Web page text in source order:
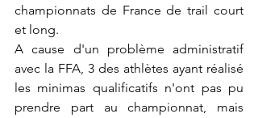
championnats de France de trail court
et long.
A cause d'un problème administratif
avec la FFA, 3 des athlètes ayant réalisé
les minimas qualificatifs n'ont pas pu
prendre part au championnat, mais